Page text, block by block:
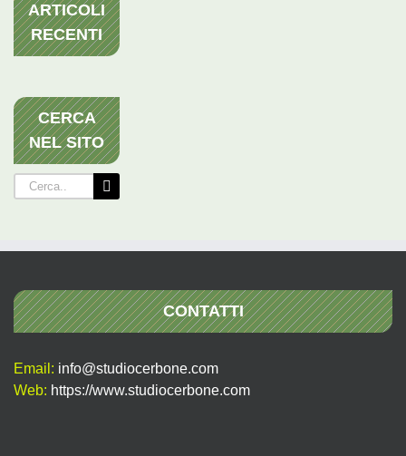
ARTICOLI
RECENTI
CERCA
NEL SITO
Cerca
per:
CONTATTI
Email: info@studiocerbone.com
Web: https://www.studiocerbone.com